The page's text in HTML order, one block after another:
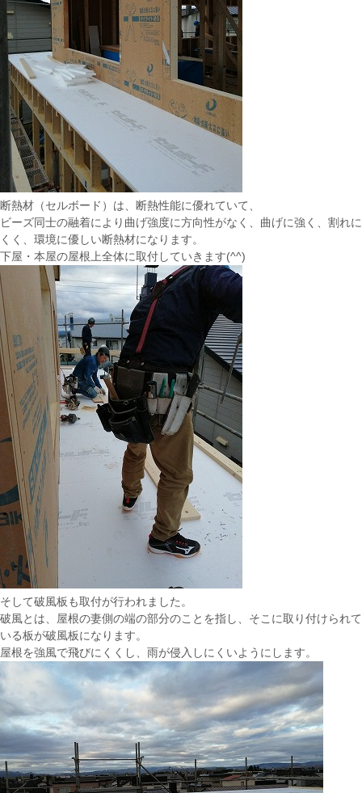
断熱材（セルボード）は、断熱性能に優れていて、
ビーズ同士の融着により曲げ強度に方向性がなく、曲げに強く、割れに
くく、環境に優しい断熱材になります。
下屋・本屋の屋根上全体に取付していきます(^^)
そして破風板も取付が行われました。
破風とは、屋根の妻側の端の部分のことを指し、そこに取り付けられて
いる板が破風板になります。
屋根を強風で飛びにくくし、雨が侵入しにくいようにします。